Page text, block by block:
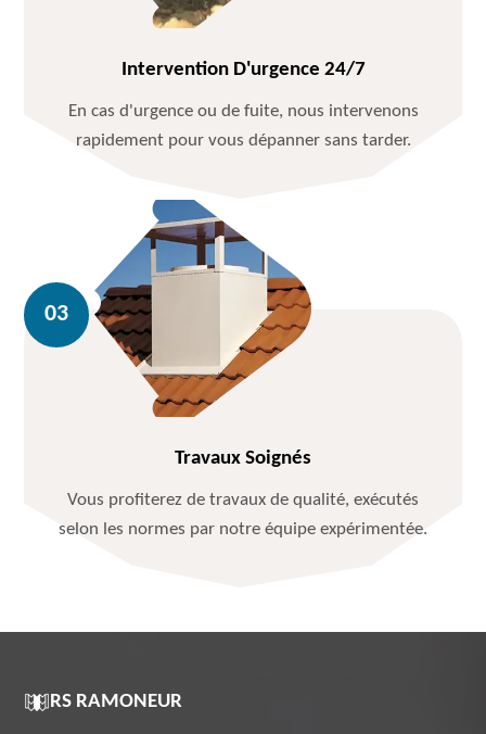
Intervention D'urgence 24/7
En cas d'urgence ou de fuite, nous intervenons
rapidement pour vous dépanner sans tarder.
Travaux Soignés
Vous profiterez de travaux de qualité, exécutés
selon les normes par notre équipe expérimentée.
RS RAMONEUR